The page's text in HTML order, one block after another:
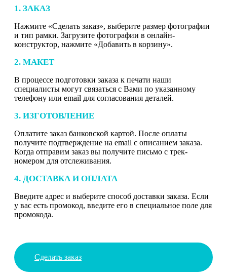
1. ЗАКАЗ
Нажмите «Сделать заказ», выберите размер фотографии
и тип рамки. Загрузите фотографии в онлайн-
конструктор, нажмите «Добавить в корзину».
2. МАКЕТ
В процессе подготовки заказа к печати наши
специалисты могут связаться с Вами по указанному
телефону или email для согласования деталей.
3. ИЗГОТОВЛЕНИЕ
Оплатите заказ банковской картой. После оплаты
получите подтверждение на email с описанием заказа.
Когда отправим заказ вы получите письмо с трек-
номером для отслеживания.
4. ДОСТАВКА И ОПЛАТА
Введите адрес и выберите способ доставки заказа. Если
у вас есть промокод, введите его в специальное поле для
промокода.
Сделать заказ